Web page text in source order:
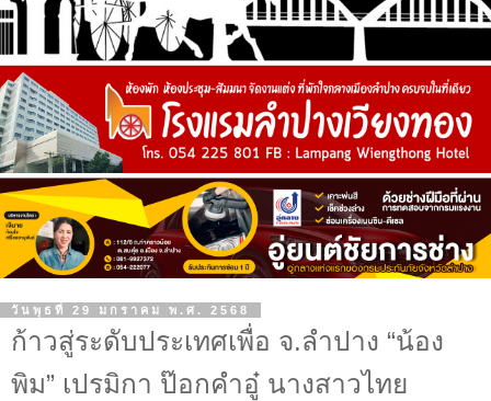
วันพุธที่ 29 มกราคม พ.ศ. 2568
ก้าวสู่ระดับประเทศเพื่อ จ.ลำปาง “น้อง
พิม” เปรมิกา ป๊อกคำอู๋ นางสาวไทย